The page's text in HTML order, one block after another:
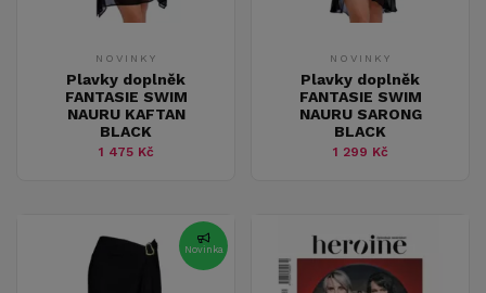
NOVINKY
Plavky doplněk
FANTASIE SWIM
NAURU KAFTAN
BLACK
1 475 Kč
NOVINKY
Plavky doplněk
FANTASIE SWIM
NAURU SARONG
BLACK
1 299 Kč
Novinka